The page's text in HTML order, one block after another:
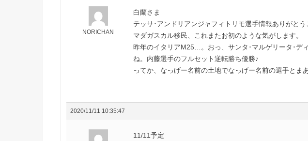
NORICHAN
白蘭さま
テッサ･アンドリアンジャフィトリモ選手情報ありがとう
マダガスカル移民、これまたお初のような気がします。
昨年のイタリアM25…。おっ、サンタ･マルゲリータ･デ
ね。内藤選手のフルセット逆転勝ち優勝♪
ってか、なっげー名前の土地でなっげー名前の選手とま
2020/11/11 10:35:47
11/11予定